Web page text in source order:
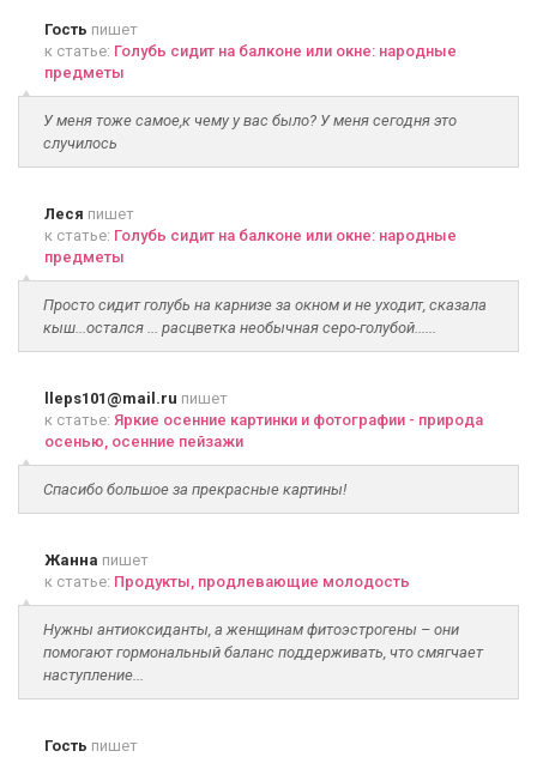
Гость пишет
к статье: Голубь сидит на балконе или окне: народные
предметы
У меня тоже самое,к чему у вас было? У меня сегодня это
случилось
Леся пишет
к статье: Голубь сидит на балконе или окне: народные
предметы
Просто сидит голубь на карнизе за окном и не уходит, сказала
кыш...остался ... расцветка необычная серо-голубой......
lleps101@mail.ru пишет
к статье: Яркие осенние картинки и фотографии - природа
осенью, осенние пейзажи
Спасибо большое за прекрасные картины!
Жанна пишет
к статье: Продукты, продлевающие молодость
Нужны антиоксиданты, а женщинам фитоэстрогены – они
помогают гормональный баланс поддерживать, что смягчает
наступление...
Гость пишет